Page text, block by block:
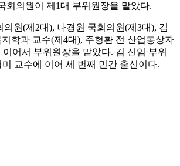
회의원이 제1대 부위원장을 맡았다.
의원(제2대), 나경원 국회의원(제3대), 김
학과 교수(제4대), 주형환 전 산업통상자
어서 부위원장을 맡았다. 김 신임 부위
미 교수에 이어 세 번째 민간 출신이다.